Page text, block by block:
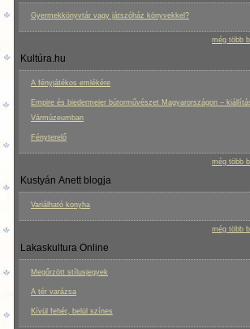
Gyermekkönyvtár vagy játszóház könyvekkel?
még több
Kultúra.hu
A fényjátékos emlékére
Empire és biedermeier bútorművészet Magyarországon –
Vármúzeumban
Fényterelő
még több
Kustyán Anett blogja
Variálható konyha
még több
Lakaskultura Online
Megőrzött stílusjegyek
A tér varázsa
Kívül fehér, belül színes